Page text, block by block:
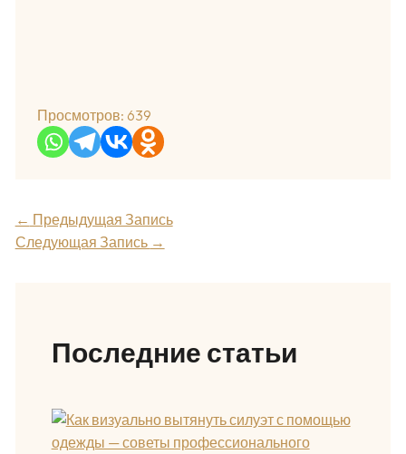
Просмотров: 639
← Предыдущая Запись
Следующая Запись →
Последние статьи